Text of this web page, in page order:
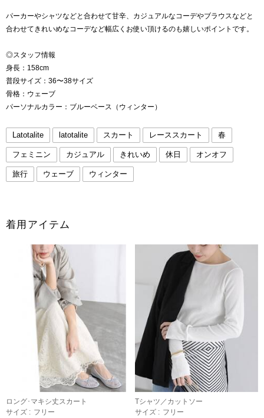
パーカーやシャツなどと合わせて甘辛、カジュアルなコーデやブラウスなどと
合わせてきれいめなコーデなど幅広くお使い頂けるのも嬉しいポイントです。
◎スタッフ情報
身長：158cm
普段サイズ：36〜38サイズ
骨格：ウェーブ
パーソナルカラー：ブルーベース（ウィンター）
Latotalite latotalite スカート レーススカート 春
フェミニン カジュアル きれいめ 休日 オンオフ
旅行 ウェーブ ウィンター
着用アイテム
ロング･マキシ丈スカート
サイズ : フリー
Tシャツ／カットソー
サイズ : フリー